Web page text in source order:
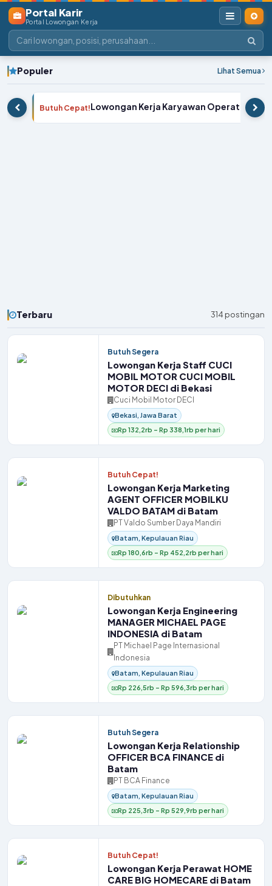
Portal Karir
Portal Lowongan Kerja
Populer Lihat Semua
Butuh Cepat!Lowongan Kerja Karyawan Operator PT
Terbaru 314 postingan
Butuh Segera
Lowongan Kerja Staff CUCI
MOBIL MOTOR CUCI MOBIL
MOTOR DECI di Bekasi
Cuci Mobil Motor DECI
Bekasi, Jawa Barat
Rp 132,2rb – Rp 338,1rb per hari
Butuh Cepat!
Lowongan Kerja Marketing
AGENT OFFICER MOBILKU
VALDO BATAM di Batam
PT Valdo Sumber Daya Mandiri
Batam, Kepulauan Riau
Rp 180,6rb – Rp 452,2rb per hari
Dibutuhkan
Lowongan Kerja Engineering
MANAGER MICHAEL PAGE
INDONESIA di Batam
PT Michael Page Internasional
Indonesia
Batam, Kepulauan Riau
Rp 226,5rb – Rp 596,3rb per hari
Butuh Segera
Lowongan Kerja Relationship
OFFICER BCA FINANCE di
Batam
PT BCA Finance
Batam, Kepulauan Riau
Rp 225,3rb – Rp 529,9rb per hari
Butuh Cepat!
Lowongan Kerja Perawat HOME
CARE BIG HOMECARE di Batam